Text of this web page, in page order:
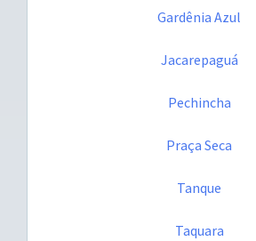
Gardênia Azul
Jacarepaguá
Pechincha
Praça Seca
Tanque
Taquara